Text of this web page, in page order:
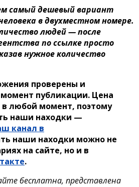
самый дешевый вариант
в двухместном номере.
людей — после
по ссылке просто
нужное количество
проверены и
публикации. Цена
любой момент, поэтому
наши находки —
канал в
наши находки можно не
на сайте, но и в
.
бесплатна, представлена